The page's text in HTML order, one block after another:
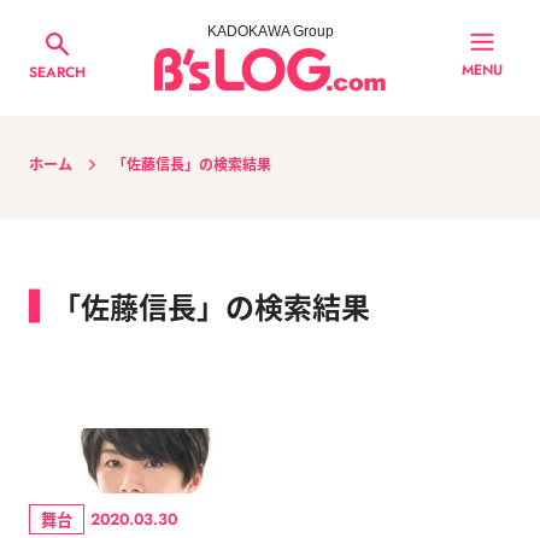
SEARCH
KADOKAWA Group
MENU
ホーム 「佐藤信長」の検索結果
「佐藤信長」の検索結果
舞台 2020.03.30